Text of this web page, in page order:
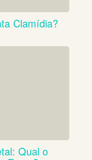
Clamídia?
Qual o